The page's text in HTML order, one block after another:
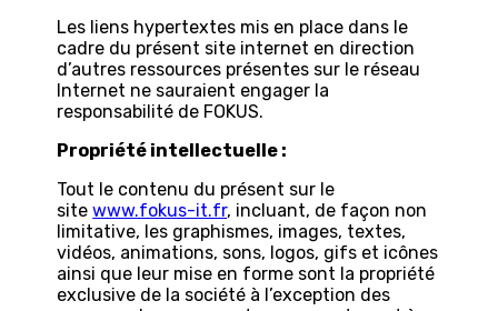
Les liens hypertextes mis en place dans le
cadre du présent site internet en direction
d’autres ressources présentes sur le réseau
Internet ne sauraient engager la
responsabilité de FOKUS.
Propriété intellectuelle :
Tout le contenu du présent sur le
sitewww.fokus-it.fr, incluant, de façon non
limitative, les graphismes, images, textes,
vidéos, animations, sons, logos, gifs et icônes
ainsi que leur mise en forme sont la propriété
exclusive de la société à l’exception des